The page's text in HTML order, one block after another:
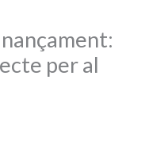
per al